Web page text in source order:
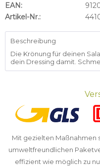
EAN:
Artikel-Nr.:
Beschreibung
Die Krönung für deinen
dein Dressing damit.
Mit gezielten Maßnahmen
umweltfreundlichen
effizient wie möglich zu